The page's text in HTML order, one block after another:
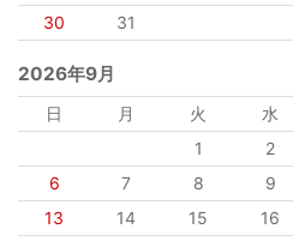
30
31
2026年9月
日 月 火 水
1
2
6
7 8 9
13
14 15 16